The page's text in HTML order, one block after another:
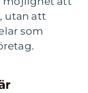
utan att
som